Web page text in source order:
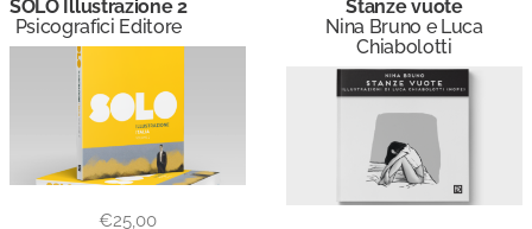
SOLO Illustrazione 2
Psicografici Editore
€25,00
Stanze vuote
Nina Bruno e Luca
Chiabolotti